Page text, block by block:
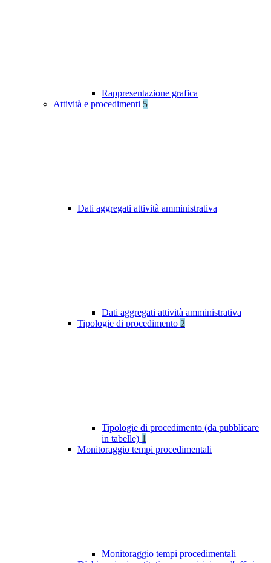
Rappresentazione grafica
Attività e procedimenti 5
Dati aggregati attività amministrativa
Dati aggregati attività amministrativa
Tipologie di procedimento 2
Tipologie di procedimento (da pubblicare
in tabelle) 1
Monitoraggio tempi procedimentali
Monitoraggio tempi procedimentali